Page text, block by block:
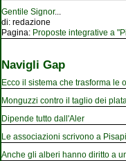
Gentile Signor...
di: redazione
Pagina: Proposte integrative a
Navigli Gap
Ecco il sistema che trasforma le
Monguzzi contro il taglio dei
Dipende tutto dall'Aler
Le associazioni scrivono a
Anche gli alberi hanno diritto a